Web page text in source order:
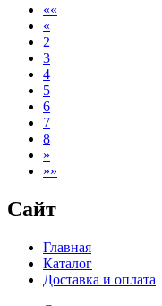
««
«
2
3
4
5
6
7
8
»
»»
Сайт
Главная
Каталог
Доставка и оплата